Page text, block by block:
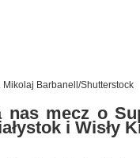
Mikolaj Barbanell/Shutterstock
mecz o
i Wisły